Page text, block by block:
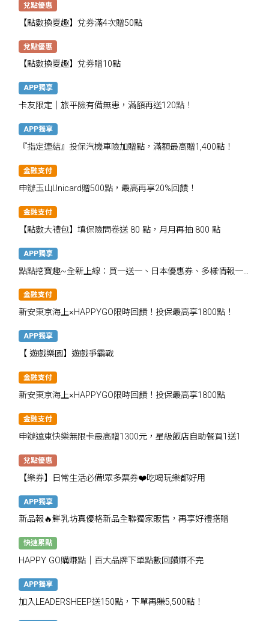
兌點優惠
【點數換夏趣】兌券滿4次贈50點
兌點優惠
【點數換夏趣】兌券贈10點
APP獨享
卡友限定│旅平險有備無患，滿額再送120點！
APP獨享
『指定連結』投保汽機車險加贈點，滿額最高贈1,400點！
金融支付
申辦玉山Unicard贈500點，最高再享20%回饋！
金融支付
【點數大禮包】填保險問卷送 80 點，月月再抽 800 點
APP獨享
點點挖寶趣~全新上線：買一送一、日本優惠券、多樣情報一
金融支付
新安東京海上×HAPPYGO限時回饋！投保最高享1800點！
APP獨享
【 遊戲樂園】遊戲爭霸戰
金融支付
新安東京海上×HAPPYGO限時回饋！投保最高享1800點
金融支付
申辦遠東快樂無限卡最高贈1300元，星級飯店自助餐買1送1
兌點優惠
【樂券】日常生活必備!眾多票券❤️吃喝玩樂都好用
APP獨享
新品報🔥鮮乳坊真優格新品全聯獨家販售，再享好禮搭贈
快速累點
HAPPY GO購賺點｜百大品牌下單點數回饋賺不完
APP獨享
加入LEADERSHEEP送150點，下單再賺5,500點！